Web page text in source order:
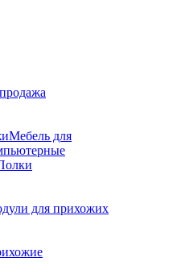
Мебель для
для прихожих